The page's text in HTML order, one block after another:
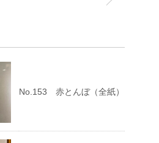
No.153 赤とんぼ（全紙）